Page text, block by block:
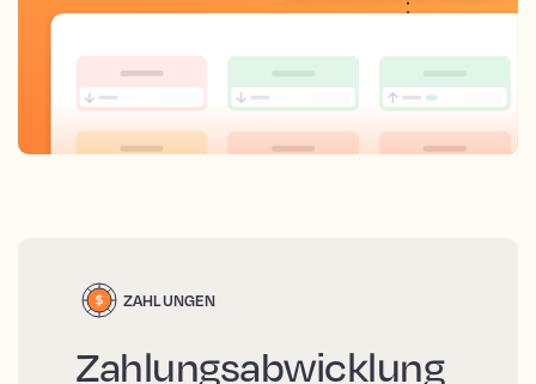
ZAHLUNGEN
Zahlungsabwicklung